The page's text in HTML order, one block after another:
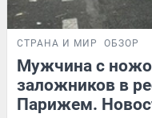
СТРАНА И МИР ОБЗОР
Мужчина с
заложников в
Парижем.